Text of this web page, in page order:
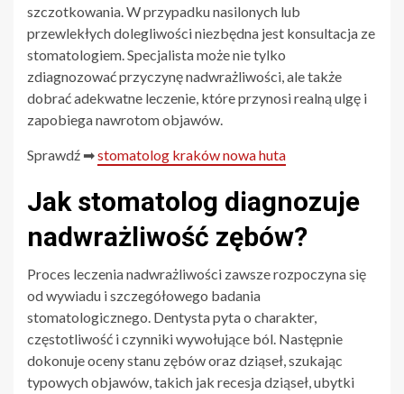
szczotkowania. W przypadku nasilonych lub
przewlekłych dolegliwości niezbędna jest konsultacja ze
stomatologiem. Specjalista może nie tylko
zdiagnozować przyczynę nadwrażliwości, ale także
dobrać adekwatne leczenie, które przynosi realną ulgę i
zapobiega nawrotom objawów.
Sprawdź ➡stomatolog kraków nowa huta
Jak stomatolog diagnozuje
nadwrażliwość zębów?
Proces leczenia nadwrażliwości zawsze rozpoczyna się
od wywiadu i szczegółowego badania
stomatologicznego. Dentysta pyta o charakter,
częstotliwość i czynniki wywołujące ból. Następnie
dokonuje oceny stanu zębów oraz dziąseł, szukając
typowych objawów, takich jak recesja dziąseł, ubytki